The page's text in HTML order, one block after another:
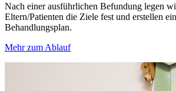
Nach einer ausführlichen Befundung legen
Eltern/Patienten die Ziele fest und erstellen
Behandlungsplan.
Mehr zum Ablauf